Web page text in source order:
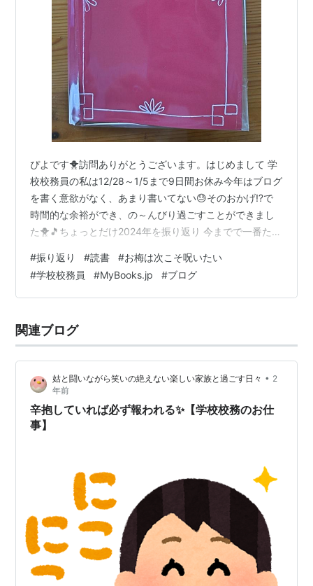
ぴよです🐥訪問ありがとうございます。はじめまして 学
校校務員の私は12/28～1/5まで9日間お休み今年はブログ
を書く意欲がなく、あまり書いてない😓そのおかげ⁉で
時間的な余裕ができ、の～んびり過ごすことができまし
た🐥🎵ちょっとだけ2024年を振り返り 今までで一番たく
の巣立ちで３人暮らしに 離れてもくだらないやりとり 夫
と２人でお出かけ ぴよさんちの本 姑ばずことの同居 無
理はしない 今までで一番たくさん読書をした年 時間的余
『お梅は次こそ呪いたい（藤川翔）』を購入したのでこ
れから読みます…
#振り返り #読書 #お梅は次こそ呪いたい
#学校校務員 #MyBooks.jp #ブログ
関連ブログ
姑と闘いながら笑いの絶えない楽しい家族と過ごす日々 • 2
年前
辛抱していれば必ず報われる✨【学校校務のお仕
事】